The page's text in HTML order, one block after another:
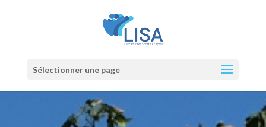
Sélectionner une page